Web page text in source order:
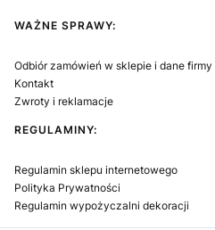
Linki w stopce
WAŻNE SPRAWY:
Odbiór zamówień w sklepie i dane firmy
Kontakt
Zwroty i reklamacje
REGULAMINY:
Regulamin sklepu internetowego
Polityka Prywatności
Regulamin wypożyczalni dekoracji